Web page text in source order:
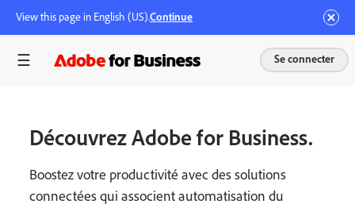
View this page in English (US).Continue
Se connecter
Découvrez Adobe for Business.
Boostez votre productivité avec des solutions
connectées qui associent automatisation du